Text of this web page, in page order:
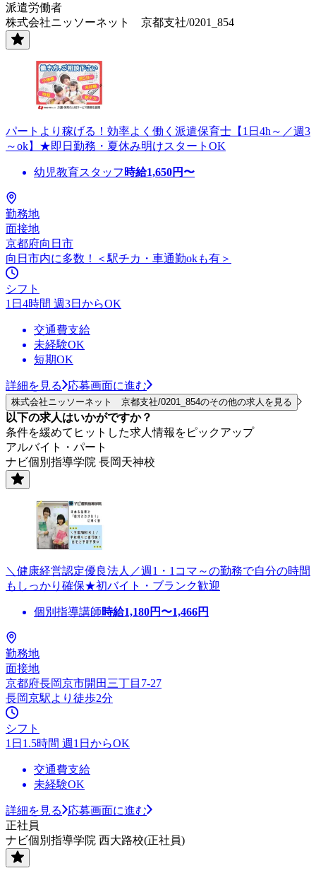
派遣労働者
株式会社ニッソーネット 京都支社/0201_854
パートより稼げる！効率よく働く派遣保育士【1日4h～／週3
～ok】★即日勤務・夏休み明けスタートOK
幼児教育スタッフ 時給1,650円〜
勤務地
面接地
京都府向日市
向日市内に多数！＜駅チカ・車通勤okも有＞
シフト
1日4時間 週3日からOK
交通費支給
未経験OK
短期OK
詳細を見る 応募画面に進む
株式会社ニッソーネット 京都支社/0201_854のその他の求人を見る
以下の求人はいかがですか？
条件を緩めてヒットした求人情報をピックアップ
アルバイト・パート
ナビ個別指導学院 長岡天神校
＼健康経営認定優良法人／週1・1コマ～の勤務で自分の時間
もしっかり確保★初バイト・ブランク歓迎
個別指導講師時給1,180円〜1,466円
勤務地
面接地
京都府長岡京市開田三丁目7-27
長岡京駅より徒歩2分
シフト
1日1.5時間 週1日からOK
交通費支給
未経験OK
詳細を見る
応募画面に進む
正社員
ナビ個別指導学院 西大路校(正社員)